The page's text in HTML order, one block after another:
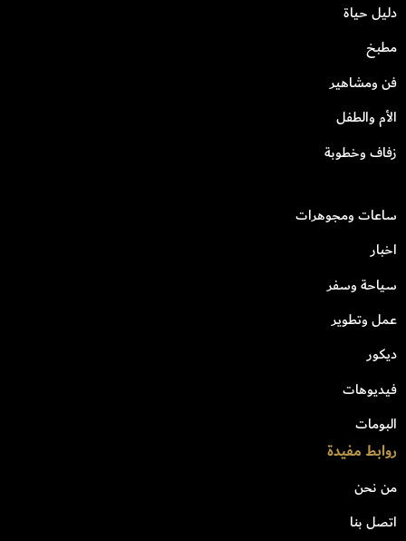
دليل حياة
مطبخ
فن ومشاهير
الأم والطفل
زفاف وخطوبة
ساعات ومجوهرات
اخبار
سياحة وسفر
عمل وتطوير
ديكور
فيديوهات
البومات
روابط مفيدة
من نحن
اتصل بنا